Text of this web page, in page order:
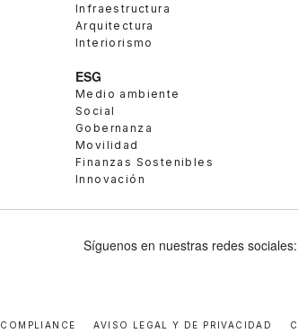
Infraestructura
Arquitectura
Interiorismo
ESG
Medio ambiente
Social
Gobernanza
Movilidad
Finanzas Sostenibles
Innovación
COMPLIANCE AVISO LEGAL Y DE PRIVACIDAD
Síguenos en nuestras redes sociales: